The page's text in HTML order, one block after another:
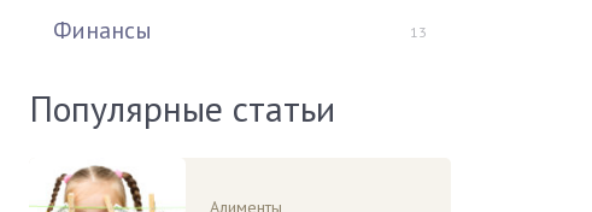
Финансы 13
Популярные статьи
Алименты